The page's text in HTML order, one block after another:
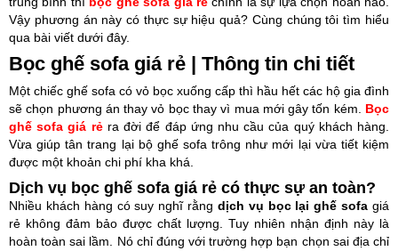
Vậy phương án này có thực sự hiệu quả? Cùng chúng tôi tìm hiểu
qua bài viết dưới đây.
Bọc ghế sofa giá rẻ | Thông tin chi tiết
Một chiếc ghế sofa có vỏ bọc xuống cấp thì hầu hết các hộ gia đình
sẽ chọn phương án thay vỏ bọc thay vì mua mới gây tốn kém. Bọc
ghế sofa giá rẻra đời để đáp ứng nhu cầu của quý khách hàng.
Vừa giúp tân trang lại bộ ghế sofa trông như mới lại vừa tiết kiệm
được một khoản chi phí kha khá.
Dịch vụ bọc ghế sofa giá rẻ có thực sự an toàn?
Nhiều khách hàng có suy nghĩ rằng dịch vụ bọc lại ghế sofa giá
rẻ không đảm bảo được chất lượng. Tuy nhiên nhận định này là
hoàn toàn sai lầm. Nó chỉ đúng với trường hợp bạn chọn sai địa chỉ